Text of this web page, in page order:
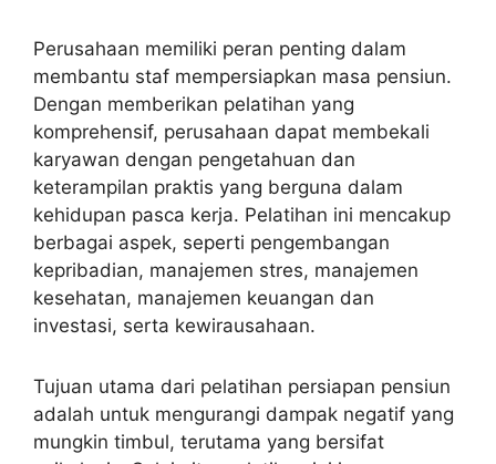
Perusahaan memiliki peran penting dalam
membantu staf mempersiapkan masa pensiun.
Dengan memberikan pelatihan yang
komprehensif, perusahaan dapat membekali
karyawan dengan pengetahuan dan
keterampilan praktis yang berguna dalam
kehidupan pasca kerja. Pelatihan ini mencakup
berbagai aspek, seperti pengembangan
kepribadian, manajemen stres, manajemen
kesehatan, manajemen keuangan dan
investasi, serta kewirausahaan.
Tujuan utama dari pelatihan persiapan pensiun
adalah untuk mengurangi dampak negatif yang
mungkin timbul, terutama yang bersifat